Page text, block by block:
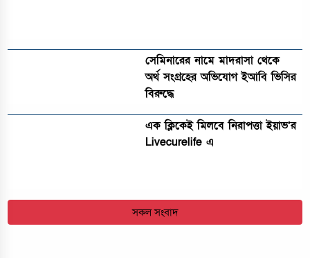
সেমিনারের নামে মাদরাসা থেকে
অর্থ সংগ্রহের অভিযোগ ইআবি ভিসির
বিরুদ্ধে
এক ক্লিকেই মিলবে নিরাপত্তা ইয়াভ’র
Livecurelife এ
সকল সংবাদ